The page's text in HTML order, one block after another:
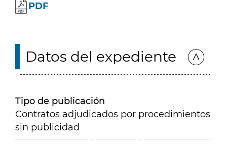
PDF
Datos del expediente
Tipo de publicación
Contratos adjudicados por procedimientos
sin publicidad